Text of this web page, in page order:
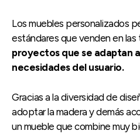
Los muebles personalizados
estándares que venden en
proyectos que se adaptan
necesidades del usuario.
Gracias a la diversidad de
adoptar la madera y demás
un mueble que combine muy